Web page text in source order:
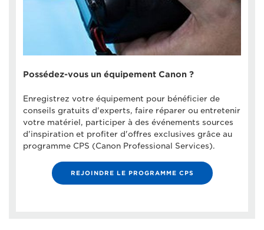
Possédez-vous un équipement Canon ?
Enregistrez votre équipement pour bénéficier de
conseils gratuits d'experts, faire réparer ou entretenir
votre matériel, participer à des événements sources
d'inspiration et profiter d'offres exclusives grâce au
programme CPS (Canon Professional Services).
REJOINDRE LE PROGRAMME CPS